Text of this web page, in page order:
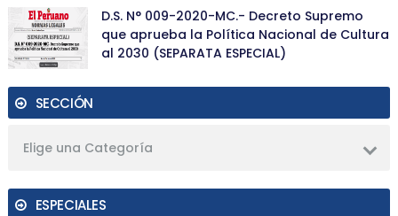
D.S. N° 009-2020-MC.- Decreto Supremo
que aprueba la Política Nacional de Cultura
al 2030 (SEPARATA ESPECIAL)
SECCIÓN
Elige una Categoría
ESPECIALES